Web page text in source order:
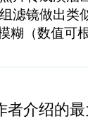
滤镜做出类
（数值可
介绍的